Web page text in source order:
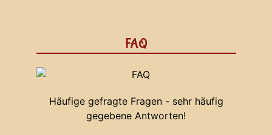
FAQ
Häufige gefragte Fragen - sehr häufig
gegebene Antworten!